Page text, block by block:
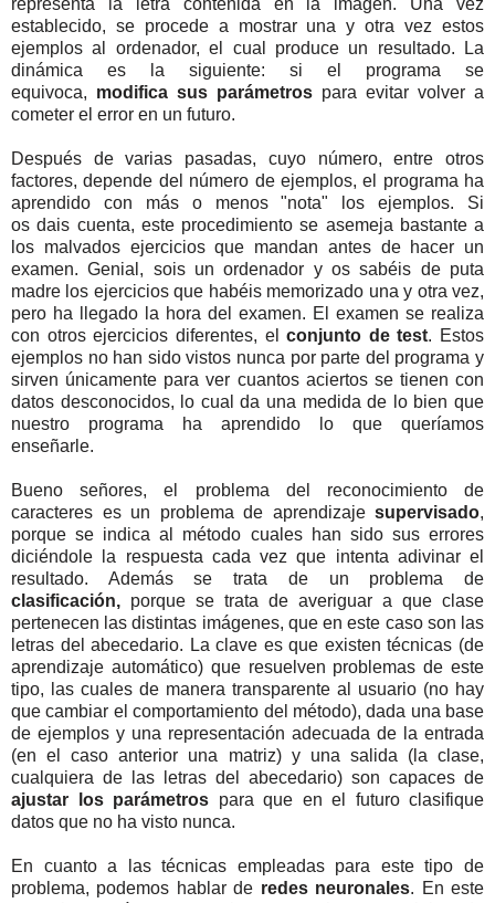
establecido, se procede a mostrar una y otra vez estos
ejemplos al ordenador, el cual produce un resultado. La
dinámica es la siguiente: si el programa se
equivoca, modifica sus parámetros para evitar volver a
cometer el error en un futuro.
Después de varias pasadas, cuyo número, entre otros
factores, depende del número de ejemplos, el programa ha
aprendido con más o menos "nota" los ejemplos. Si
os dais cuenta, este procedimiento se asemeja bastante a
los malvados ejercicios que mandan antes de hacer un
examen. Genial, sois un ordenador y os sabéis de puta
madre los ejercicios que habéis memorizado una y otra vez,
pero ha llegado la hora del examen. El examen se realiza
con otros ejercicios diferentes, elconjunto de test. Estos
ejemplos no han sido vistos nunca por parte del programa y
sirven únicamente para ver cuantos aciertos se tienen con
datos desconocidos, lo cual da una medida de lo bien que
nuestro programa ha aprendido lo que queríamos
enseñarle.
Bueno señores, el problema del reconocimiento de
caracteres es un problema de aprendizaje supervisado,
porque se indica al método cuales han sido sus errores
diciéndole la respuesta cada vez que intenta adivinar el
resultado. Además se trata de un problema de
clasificación, porque se trata de averiguar a que clase
pertenecen las distintas imágenes, que en este caso son las
letras del abecedario. La clave es que existen técnicas (de
aprendizaje automático) que resuelven problemas de este
tipo, las cuales de manera transparente al usuario (no hay
que cambiar el comportamiento del método), dada una base
de ejemplos y una representación adecuada de la entrada
(en el caso anterior una matriz) y una salida (la clase,
cualquiera de las letras del abecedario) son capaces de
ajustar los parámetros para que en el futuro clasifique
datos que no ha visto nunca.
En cuanto a las técnicas empleadas para este tipo de
problema, podemos hablar de redes neuronales. En este